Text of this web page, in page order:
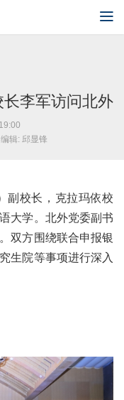
李军访问北外
编辑: 邱显锋
副校长，克拉玛依校
大学。北外党委副书
双方围绕联合申报银
生院等事项进行深入